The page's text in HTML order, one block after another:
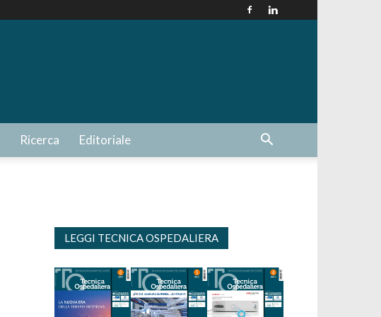
Ricerca Editoriale
LEGGI TECNICA OSPEDALIERA